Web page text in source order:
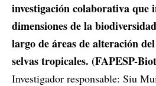
investigación colaborativa que
dimensiones de la
largo de áreas de alteración
selvas tropicales. (FAPESP-
Investigador responsable: Siu